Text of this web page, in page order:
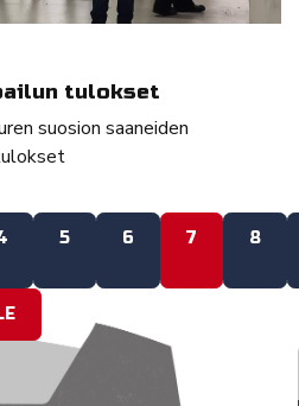
tulokset
suosion saaneiden
5 6 7 8